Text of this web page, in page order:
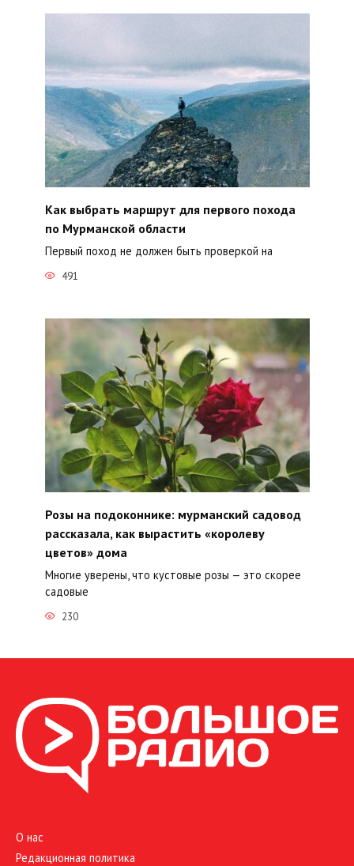
Как выбрать маршрут для первого похода
по Мурманской области
Первый поход не должен быть проверкой на
491
Розы на подоконнике: мурманский садовод
рассказала, как вырастить «королеву
цветов» дома
Многие уверены, что кустовые розы — это скорее
садовые
230
О нас
Редакционная политика